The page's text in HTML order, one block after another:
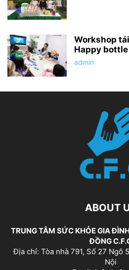
Workshop
Happy
admin
ABOUT
TRUNG TÂM SỨC KHỎE GIA
ĐỒNG
Địa chỉ: Tòa nhà 791, Số 27 Ngõ
Nội